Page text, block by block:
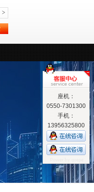
>
座机：
0550-7301300
手机：
13956325800